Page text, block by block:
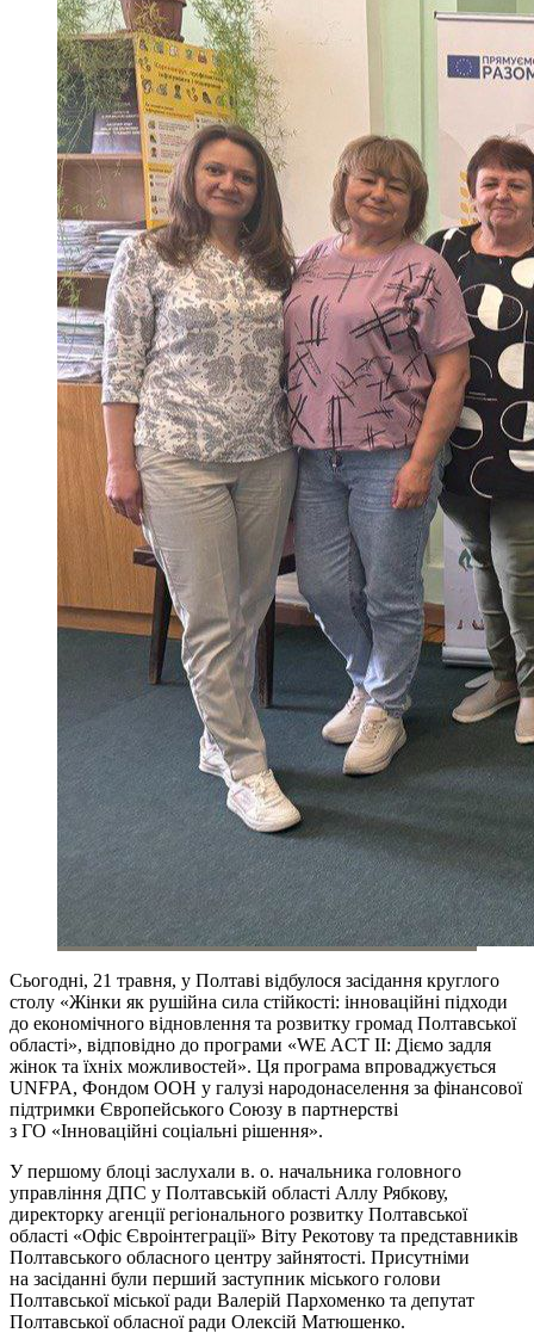
Сьогодні, 21 травня, у Полтаві відбулося засідання круглого
столу «Жінки як рушійна сила стійкості: інноваційні підходи
до економічного відновлення та розвитку громад Полтавської
області», відповідно до програми «WE ACT II: Діємо задля
жінок та їхніх можливостей». Ця програма впроваджується
UNFPA, Фондом ООН у галузі народонаселення за фінансової
підтримки Європейського Союзу в партнерстві
з ГО «Інноваційні соціальні рішення».
У першому блоці заслухали в. о. начальника головного
управління ДПС у Полтавській області Аллу Рябкову,
директорку агенції регіонального розвитку Полтавської
області «Офіс Євроінтеграції» Віту Рекотову та представників
Полтавського обласного центру зайнятості. Присутніми
на засіданні були перший заступник міського голови
Полтавської міської ради Валерій Пархоменко та депутат
Полтавської обласної ради Олексій Матюшенко.